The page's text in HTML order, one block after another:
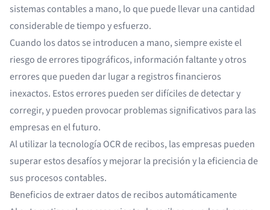
sistemas contables a mano, lo que puede llevar una cantidad
considerable de tiempo y esfuerzo.
Cuando los datos se introducen a mano, siempre existe el
riesgo de errores tipográficos, información faltante y otros
errores que pueden dar lugar a registros financieros
inexactos. Estos errores pueden ser difíciles de detectar y
corregir, y pueden provocar problemas significativos para las
empresas en el futuro.
Al utilizar la tecnología OCR de recibos, las empresas pueden
superar estos desafíos y mejorar la precisión y la eficiencia de
sus procesos contables.
Beneficios de extraer datos de recibos automáticamente